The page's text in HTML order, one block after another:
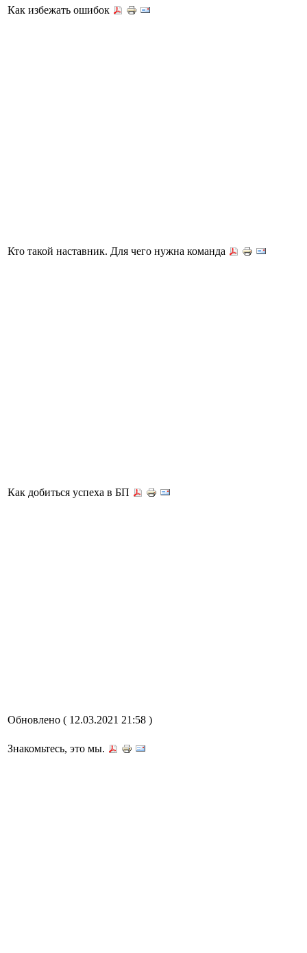
Как избежать ошибок
Кто такой наставник. Для чего нужна команда
Как добиться успеха в БП
Обновлено ( 12.03.2021 21:58 )
Знакомьтесь, это мы.